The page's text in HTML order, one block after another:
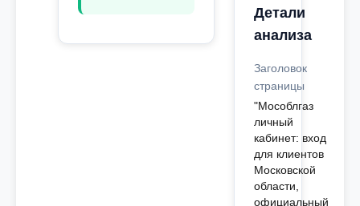
Детали
анализа
Заголовок
страницы
"Мособлгаз
личный
кабинет: вход
для клиентов
Московской
области,
официальный